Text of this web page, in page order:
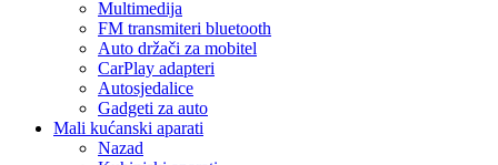
Multimedija
FM transmiteri bluetooth
Auto držači za mobitel
CarPlay adapteri
Autosjedalice
Gadgeti za auto
Mali kućanski aparati
Nazad